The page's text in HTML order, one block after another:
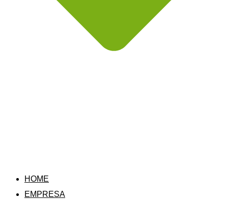
HOME
EMPRESA